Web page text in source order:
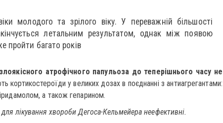
молодого та зрілого віку. У переважній більшості
летальним результатом, однак між появою
пройти багато років
атрофічного папульоза до теперішнього часу не
кортикостероїди у великих дозах в поєднанні з антиагрегантами:
а також гепарином.
лікування хвороби Дегоса-Кельмейера неефективні.